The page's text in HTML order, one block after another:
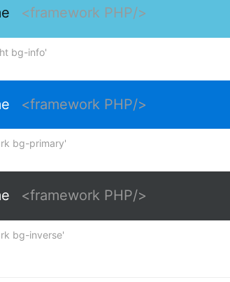
<framework PHP/>
bg-info'
<framework PHP/>
bg-primary'
<framework PHP/>
bg-inverse'